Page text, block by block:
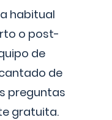
habitual
o post-
de
de
preguntas
gratuita.